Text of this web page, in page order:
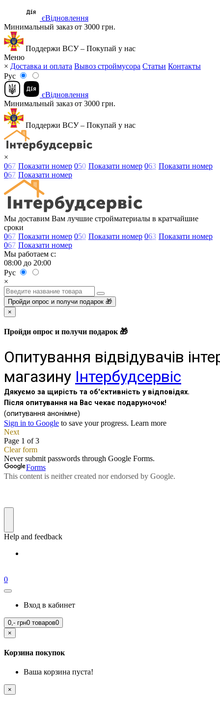
єВідновлення
Минимальный заказ от 3000 грн.
Поддержи ВСУ – Покупай у нас
Меню
× Доставка и оплата Вывоз строймусора Статьи Контакты
Рус
єВідновлення
Минимальный заказ от 3000 грн.
Поддержи ВСУ – Покупай у нас
×
067 Показати номер 050 Показати номер 063 Показати номер
067 Показати номер
Мы доставим Вам лучшие стройматериалы в кратчайшие
сроки
067 Показати номер 050 Показати номер 063 Показати номер
067 Показати номер
Мы работаем с:
08:00 до 20:00
Рус
×
Пройди опрос и получи подарок 🎁
×
Пройди опрос и получи подарок 🎁
0
Вход в кабинет
0,- грн0 товаров0
×
Корзина покупок
Ваша корзина пуста!
×